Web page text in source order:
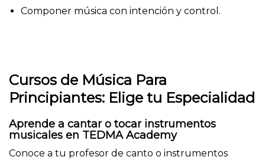
Componer música con intención y control.
Cursos de Música Para
Principiantes: Elige tu Especialidad
Aprende a cantar o tocar instrumentos
musicales en TEDMA Academy
Conoce a tu profesor de canto o instrumentos